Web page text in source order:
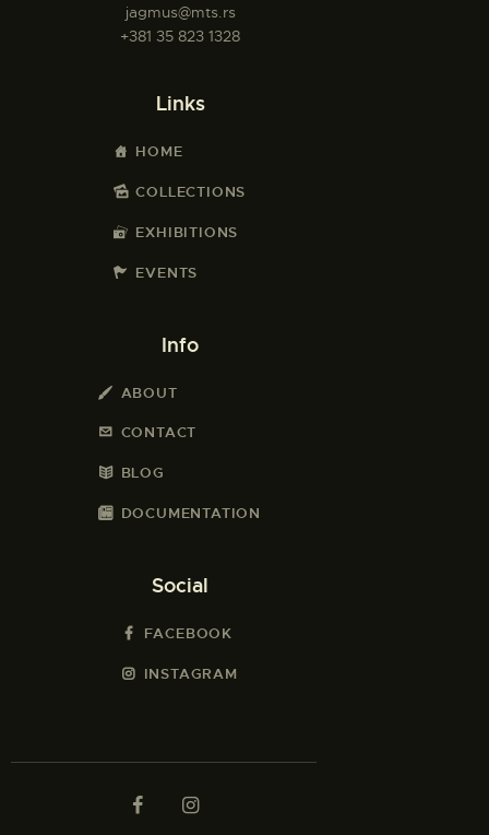
jagmus@mts.rs
+381 35 823 1328
Links
HOME
COLLECTIONS
EXHIBITIONS
EVENTS
Info
ABOUT
CONTACT
BLOG
DOCUMENTATION
Social
FACEBOOK
INSTAGRAM